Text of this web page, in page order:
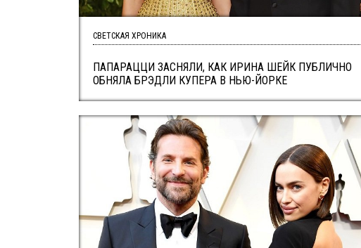
ПАПАРАЦЦИ ЗАСНЯЛИ, КАК ИРИНА ШЕЙК ПУБЛИЧНО
ОБНЯЛА БРЭДЛИ КУПЕРА В НЬЮ-ЙОРКЕ
СВЕТСКАЯ ХРОНИКА